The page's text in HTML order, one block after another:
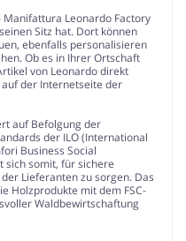
Leonardo Factory
Sitz hat. Dort können
ebenfalls personalisieren
Ob es in Ihrer Ortschaft
von Leonardo direkt
der Internetseite der
auf Befolgung der
der ILO (International
Business Social
sich somit, für sichere
Lieferanten zu sorgen. Das
Holzprodukte mit dem FSC-
Waldbewirtschaftung